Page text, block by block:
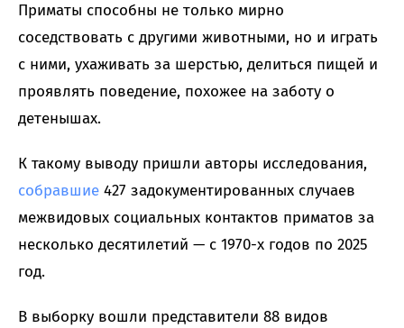
Приматы способны не только мирно
соседствовать с другими животными, но и играть
с ними, ухаживать за шерстью, делиться пищей и
проявлять поведение, похожее на заботу о
детенышах.
К такому выводу пришли авторы исследования,
собравшие 427 задокументированных случаев
межвидовых социальных контактов приматов за
несколько десятилетий — с 1970-х годов по 2025
год.
В выборку вошли представители 88 видов